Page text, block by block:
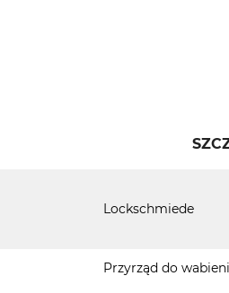
Lockschmiede
Przyrząd do